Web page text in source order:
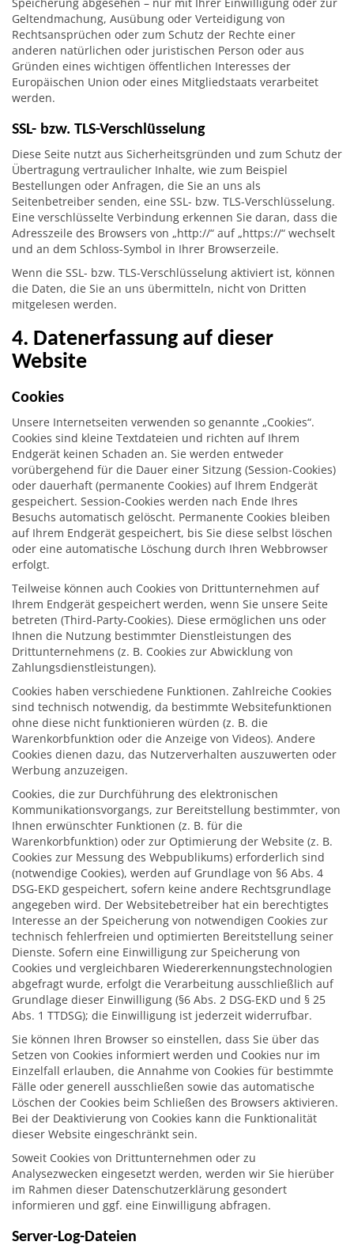
Geltendmachung, Ausübung oder Verteidigung von
Rechtsansprüchen oder zum Schutz der Rechte einer
anderen natürlichen oder juristischen Person oder aus
Gründen eines wichtigen öffentlichen Interesses der
Europäischen Union oder eines Mitgliedstaats verarbeitet
werden.
SSL- bzw. TLS-Verschlüsselung
Diese Seite nutzt aus Sicherheitsgründen und zum Schutz der
Übertragung vertraulicher Inhalte, wie zum Beispiel
Bestellungen oder Anfragen, die Sie an uns als
Seitenbetreiber senden, eine SSL- bzw. TLS-Verschlüsselung.
Eine verschlüsselte Verbindung erkennen Sie daran, dass die
Adresszeile des Browsers von „http://“ auf „https://“ wechselt
und an dem Schloss-Symbol in Ihrer Browserzeile.
Wenn die SSL- bzw. TLS-Verschlüsselung aktiviert ist, können
die Daten, die Sie an uns übermitteln, nicht von Dritten
mitgelesen werden.
4. Datenerfassung auf dieser
Website
Cookies
Unsere Internetseiten verwenden so genannte „Cookies“.
Cookies sind kleine Textdateien und richten auf Ihrem
Endgerät keinen Schaden an. Sie werden entweder
vorübergehend für die Dauer einer Sitzung (Session-Cookies)
oder dauerhaft (permanente Cookies) auf Ihrem Endgerät
gespeichert. Session-Cookies werden nach Ende Ihres
Besuchs automatisch gelöscht. Permanente Cookies bleiben
auf Ihrem Endgerät gespeichert, bis Sie diese selbst löschen
oder eine automatische Löschung durch Ihren Webbrowser
erfolgt.
Teilweise können auch Cookies von Drittunternehmen auf
Ihrem Endgerät gespeichert werden, wenn Sie unsere Seite
betreten (Third-Party-Cookies). Diese ermöglichen uns oder
Ihnen die Nutzung bestimmter Dienstleistungen des
Drittunternehmens (z. B. Cookies zur Abwicklung von
Zahlungsdienstleistungen).
Cookies haben verschiedene Funktionen. Zahlreiche Cookies
sind technisch notwendig, da bestimmte Websitefunktionen
ohne diese nicht funktionieren würden (z. B. die
Warenkorbfunktion oder die Anzeige von Videos). Andere
Cookies dienen dazu, das Nutzerverhalten auszuwerten oder
Werbung anzuzeigen.
Cookies, die zur Durchführung des elektronischen
Kommunikationsvorgangs, zur Bereitstellung bestimmter, von
Ihnen erwünschter Funktionen (z. B. für die
Warenkorbfunktion) oder zur Optimierung der Website (z. B.
Cookies zur Messung des Webpublikums) erforderlich sind
(notwendige Cookies), werden auf Grundlage von §6 Abs. 4
DSG-EKD gespeichert, sofern keine andere Rechtsgrundlage
angegeben wird. Der Websitebetreiber hat ein berechtigtes
Interesse an der Speicherung von notwendigen Cookies zur
technisch fehlerfreien und optimierten Bereitstellung seiner
Dienste. Sofern eine Einwilligung zur Speicherung von
Cookies und vergleichbaren Wiedererkennungstechnologien
abgefragt wurde, erfolgt die Verarbeitung ausschließlich auf
Grundlage dieser Einwilligung (§6 Abs. 2 DSG-EKD und § 25
Abs. 1 TTDSG); die Einwilligung ist jederzeit widerrufbar.
Sie können Ihren Browser so einstellen, dass Sie über das
Setzen von Cookies informiert werden und Cookies nur im
Einzelfall erlauben, die Annahme von Cookies für bestimmte
Fälle oder generell ausschließen sowie das automatische
Löschen der Cookies beim Schließen des Browsers aktivieren.
Bei der Deaktivierung von Cookies kann die Funktionalität
dieser Website eingeschränkt sein.
Soweit Cookies von Drittunternehmen oder zu
Analysezwecken eingesetzt werden, werden wir Sie hierüber
im Rahmen dieser Datenschutzerklärung gesondert
informieren und ggf. eine Einwilligung abfragen.
Server-Log-Dateien